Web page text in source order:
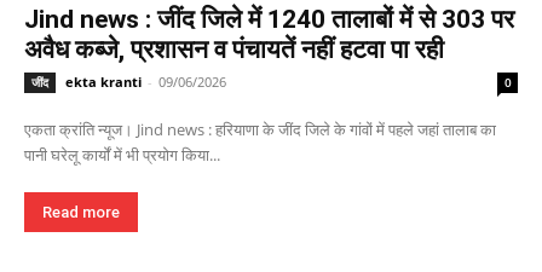
Jind news : जींद जिले में 1240 तालाबों में से 303 पर
अवैध कब्जे, प्रशासन व पंचायतें नहीं हटवा पा रही
जींद ekta kranti - 09/06/2026 0
एकता क्रांति न्यूज। Jind news : हरियाणा के जींद जिले के गांवों में पहले जहां तालाब का
पानी घरेलू कार्यों में भी प्रयोग किया...
Read more